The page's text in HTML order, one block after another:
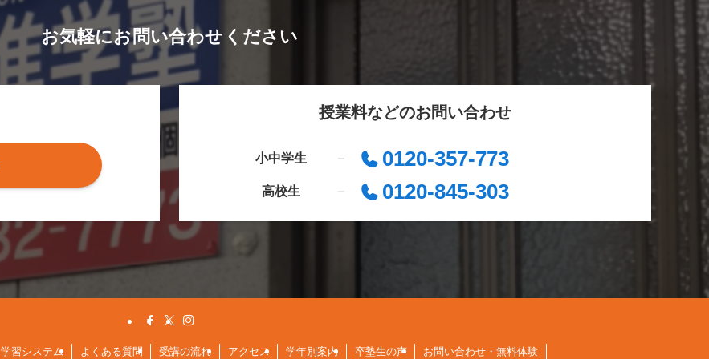
お気軽にお問い合わせください
授業料などのお問い合わせ
小中学生 0120-357-773
高校生 0120-845-303
学習システム よくある質問 受講の流れ アクセス 学年別案内 卒塾生の声 お問い合わせ・無料体験